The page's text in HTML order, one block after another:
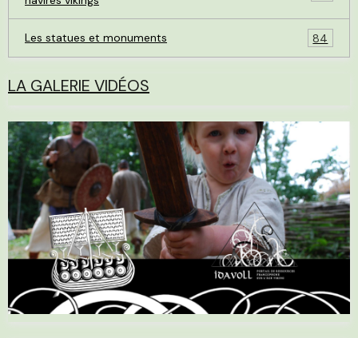
Les statues et monuments 84
LA GALERIE VIDÉOS